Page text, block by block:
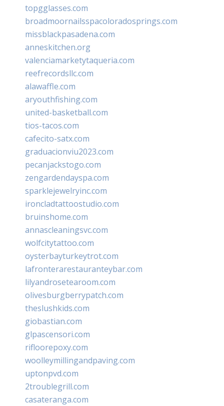
topgglasses.com
broadmoornailsspacoloradosprings.com
missblackpasadena.com
anneskitchen.org
valenciamarketytaqueria.com
reefrecordsllc.com
alawaffle.com
aryouthfishing.com
united-basketball.com
tios-tacos.com
cafecito-satx.com
graduacionviu2023.com
pecanjackstogo.com
zengardendayspa.com
sparklejewelryinc.com
ironcladtattoostudio.com
bruinshome.com
annascleaningsvc.com
wolfcitytattoo.com
oysterbayturkeytrot.com
lafronterarestauranteybar.com
lilyandrosetearoom.com
olivesburgberrypatch.com
theslushkids.com
giobastian.com
glpascensori.com
rifloorepoxy.com
woolleymillingandpaving.com
uptonpvd.com
2troublegrill.com
casateranga.com